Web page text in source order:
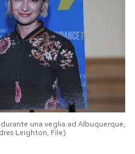
una veglia ad Albuquerque,
Leighton, File)